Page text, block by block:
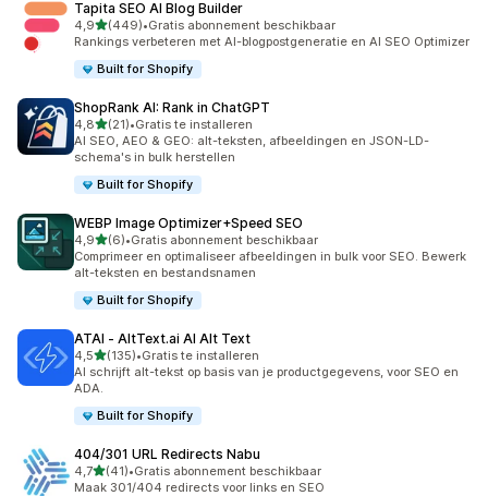
Tapita SEO AI Blog Builder
4,9van 5 sterren
(449)
449 recensies in totaal
•Gratis abonnement beschikbaar
Rankings verbeteren met AI-blogpostgeneratie en AI SEO Optimizer
Built for Shopify
ShopRank AI: Rank in ChatGPT
4,8van 5 sterren
(21)
21 recensies in totaal
•Gratis te installeren
AI SEO, AEO & GEO: alt-teksten, afbeeldingen en JSON-LD-
schema's in bulk herstellen
Built for Shopify
WEBP Image Optimizer+Speed SEO
4,9van 5 sterren
(6)
6 recensies in totaal
•Gratis abonnement beschikbaar
Comprimeer en optimaliseer afbeeldingen in bulk voor SEO. Bewerk
alt-teksten en bestandsnamen
Built for Shopify
ATAI ‑ AltText.ai AI Alt Text
4,5van 5 sterren
(135)
135 recensies in totaal
•Gratis te installeren
AI schrijft alt-tekst op basis van je productgegevens, voor SEO en
ADA.
Built for Shopify
404/301 URL Redirects Nabu
4,7van 5 sterren
(41)
41 recensies in totaal
•Gratis abonnement beschikbaar
Maak 301/404 redirects voor links en SEO